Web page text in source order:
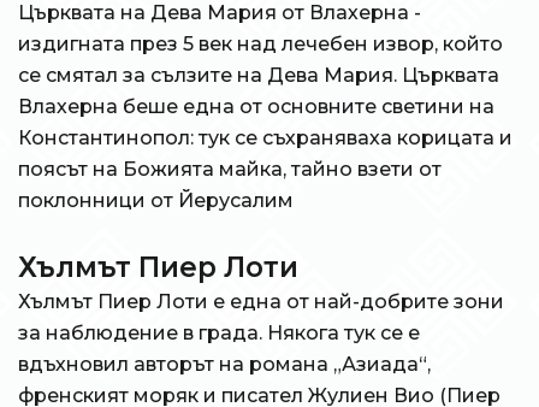
Църквата на Дева Мария от Влахерна -
издигната през 5 век над лечебен извор, който
се смятал за сълзите на Дева Мария. Църквата
Влахерна беше една от основните светини на
Константинопол: тук се съхраняваха корицата и
поясът на Божията майка, тайно взети от
поклонници от Йерусалим
Хълмът Пиер Лоти
Хълмът Пиер Лоти е една от най-добрите зони
за наблюдение в града. Някога тук се е
вдъхновил авторът на романа „Азиада“,
френският моряк и писател Жулиен Вио (Пиер